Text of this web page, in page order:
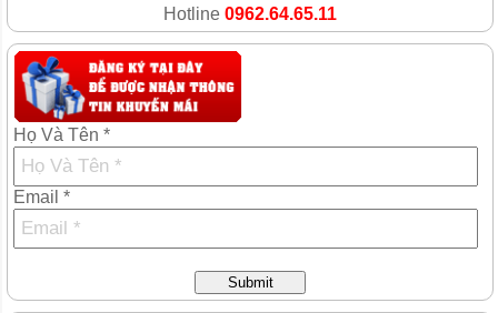
Hotline 0962.64.65.11
Họ Và Tên *
Email *
Submit